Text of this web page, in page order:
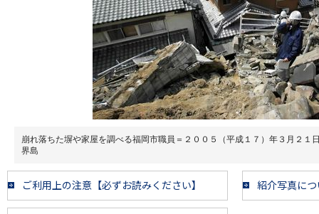
崩れ落ちた塀や家屋を調べる福岡市職員＝２００５（平成１７）年３月２１
界島
ご利用上の注意【必ずお読みください】 紹介写真に